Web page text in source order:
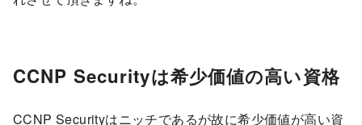
CCNP Securityは希少価値の高い資格
CCNP Securityはニッチであるが故に希少価値が高い資